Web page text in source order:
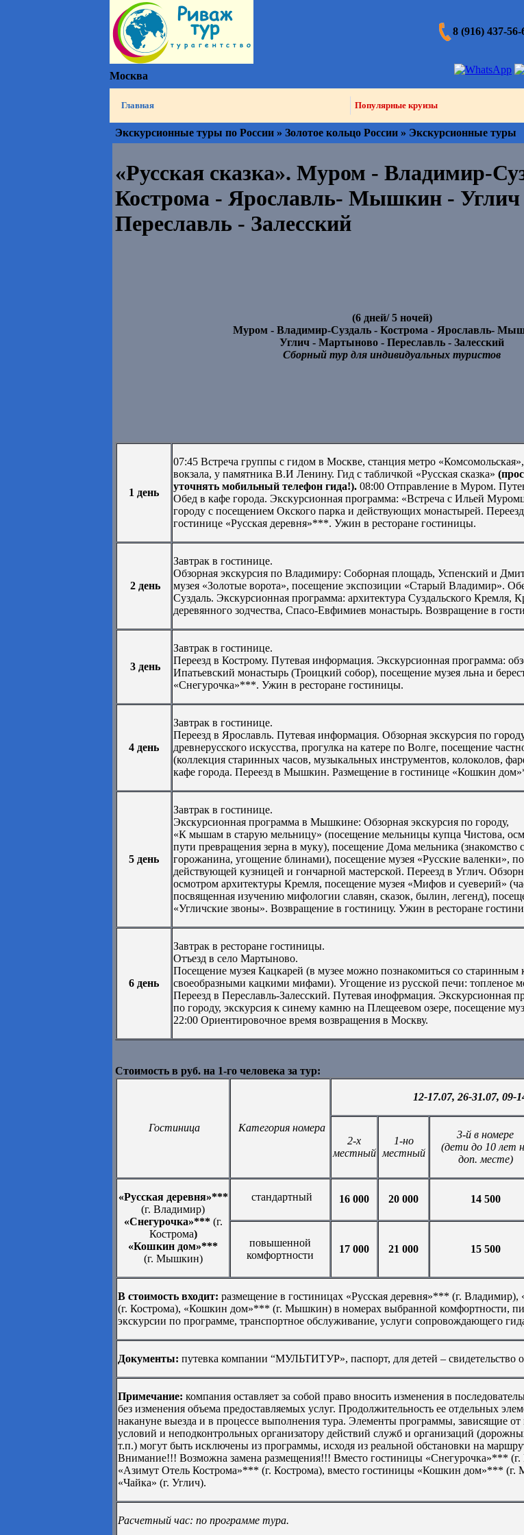
8 (916) 437-
Москва
Главная Популярные круизы
Экскурсионные туры по России » Золотое кольцо России » Экскурсионные туры
«Русская сказка». Муром - Владимир-
Кострома - Ярославль- Мышкин -
Переславль - Залесский
(6 дней/ 5 ночей)
Муром - Владимир-Суздаль - Кострома - Ярославль-
Углич - Мартыново - Переславль - Залесский
Сборный тур для индивидуальных туристов
1 день
07:45 Встреча группы с гидом в Москве, станция метро
вокзала, у памятника В.И Ленину. Гид с табличкой «Русская сказка»
уточнять мобильный телефон гида!). 08:00 Отправление в Муром.
Обед в кафе города. Экскурсионная программа: «Встреча с Ильей
городу с посещением Окского парка и действующих монастырей.
гостинице «Русская деревня»***. Ужин в ресторане гостиницы.
2 день
Завтрак в гостинице.
Обзорная экскурсия по Владимиру: Соборная площадь, Успенский и
музея «Золотые ворота», посещение экспозиции «Старый Владимир».
Суздаль. Экскурсионная программа: архитектура Суздальского Кремля,
деревянного зодчества, Спасо-Евфимиев монастырь. Возвращение в
3 день
Завтрак в гостинице.
Переезд в Кострому. Путевая информация. Экскурсионная программа:
Ипатьевский монастырь (Троицкий собор), посещение музея льна и
«Снегурочка»***. Ужин в ресторане гостиницы.
4 день
Завтрак в гостинице.
Переезд в Ярославль. Путевая информация. Обзорная экскурсия по
древнерусского искусства, прогулка на катере по Волге, посещение
(коллекция старинных часов, музыкальных инструментов, колоколов,
кафе города. Переезд в Мышкин. Размещение в гостинице «Кошкин
5 день
Завтрак в гостинице.
Экскурсионная программа в Мышкине: Обзорная экскурсия по городу,
«К мышам в старую мельницу» (посещение мельницы купца Чистова,
пути превращения зерна в муку), посещение Дома мельника (знакомство
горожанина, угощение блинами), посещение музея «Русские валенки»,
действующей кузницей и гончарной мастерской. Переезд в Углич.
осмотром архитектуры Кремля, посещение музея «Мифов и суеверий»
посвященная изучению мифологии славян, сказок, былин, легенд),
«Угличские звоны». Возвращение в гостиницу. Ужин в ресторане
6 день
Завтрак в ресторане гостиницы.
Отъезд в село Мартыново.
Посещение музея Кацкарей (в музее можно познакомиться со
своеобразными кацкими мифами). Угощение из русской печи: топленое
Переезд в Переславль-Залесский. Путевая инофрмация. Экскурсионная
по городу, экскурсия к синему камню на Плещеевом озере, посещение
22:00 Ориентировочное время возвращения в Москву.
Стоимость в руб. на 1-го человека за тур:
Гостиница Категория номера
12-17.07, 26-31.07, 09-
2-х
местный
1-но
местный
3-й в номере
(дети до 10 лет
доп. месте)
«Русская деревня»***
(г. Владимир)
«Снегурочка»*** (г.
Кострома)
«Кошкин дом»***
(г. Мышкин)
стандартный 16 000 20 000 14 500
повышенной
комфортности
17 000 21 000 15 500
В стоимость входит: размещение в гостиницах «Русская деревня»*** (г.
(г. Кострома), «Кошкин дом»*** (г. Мышкин) в номерах выбранной комфортности,
экскурсии по программе, транспортное обслуживание, услуги сопровождающего
Документы: путевка компании “МУЛЬТИТУР», паспорт, для детей – свидетельство
Примечание: компания оставляет за собой право вносить изменения в
без изменения объема предоставляемых услуг. Продолжительность ее отдельных
накануне выезда и в процессе выполнения тура. Элементы программы, зависящие
условий и неподконтрольных организатору действий служб и организаций
т.п.) могут быть исключены из программы, исходя из реальной обстановки на
Внимание!!! Возможна замена размещения!!! Вместо гостиницы «Снегурочка»*** (г.
«Азимут Отель Кострома»*** (г. Кострома), вместо гостиницы «Кошкин дом»*** (г.
«Чайка» (г. Углич).
Расчетный час: по программе тура.